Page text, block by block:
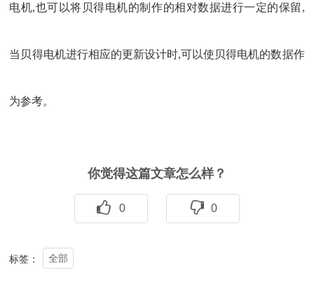
电机,也可以将贝得电机的制作的相对数据进行一定的保留,
当贝得电机进行相应的更新设计时,可以使贝得电机的数据作
为参考。
你觉得这篇文章怎么样？
0 0
标签： 全部